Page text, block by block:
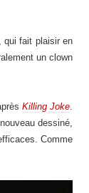
qui fait plaisir en
un clown
Killing Joke.
dessiné,
Comme